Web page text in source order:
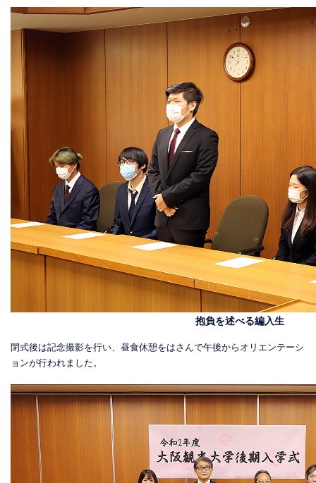
抱負を述べる編入生
閉式後は記念撮影を行い、昼食休憩をはさんで午後からオリエンテーシ
ョンが行われました。